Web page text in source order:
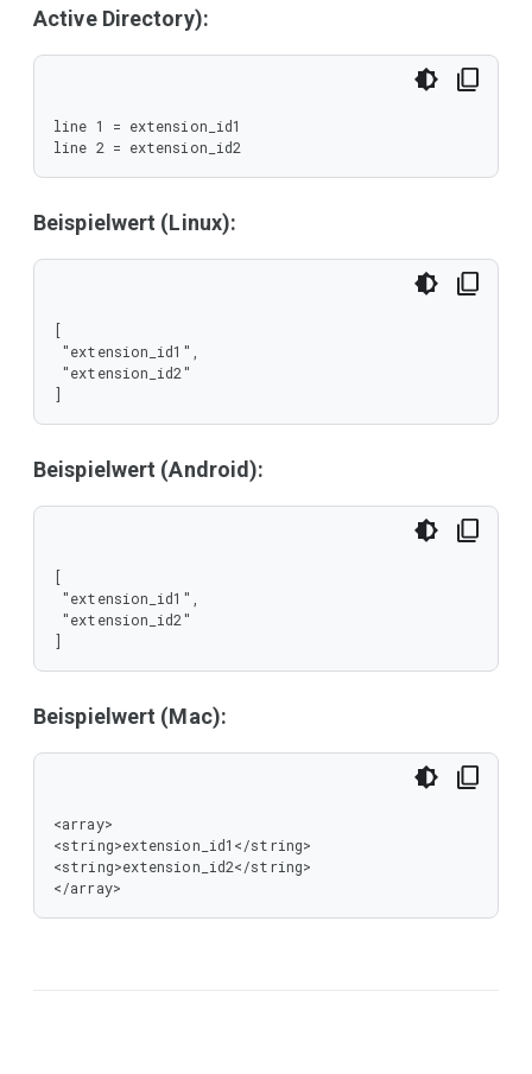
Active Directory):
line 1 = extension_id1
line 2 = extension_id2
Beispielwert (Linux):
[
]
Beispielwert (Android):
[
]
Beispielwert (Mac):
<array>
<string>extension_id1</string>
<string>extension_id2</string>
</array>